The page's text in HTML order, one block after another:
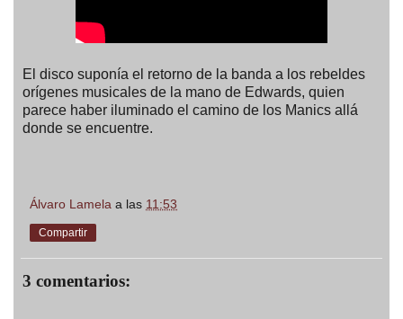
El disco suponía el retorno de la banda a los rebeldes
orígenes musicales de la mano de Edwards, quien
parece haber iluminado el camino de los Manics allá
donde se encuentre.
Álvaro Lamela a las 11:53
Compartir
3 comentarios: